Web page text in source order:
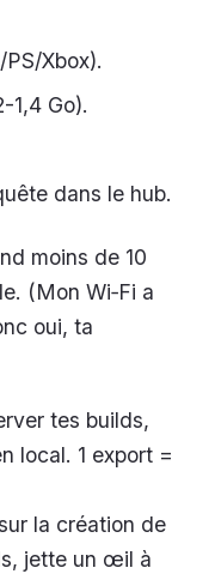
Xbox).
1,4 Go).
dans le hub.
moins de 10
(Mon Wi‑Fi a
oui, ta
tes builds,
local. 1 export =
la création de
jette un œil à